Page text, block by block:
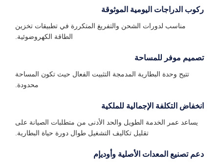
ركوب الدراجات اليومية الموثوقة
مناسب لدورات الشحن والتفريغ المتكررة في تطبيقات تخزين
الطاقة الكهروضوئية.
تصميم موفر للمساحة
تتيح وحدة البطارية المدمجة التثبيت الفعال حيث تكون المساحة
محدودة.
انخفاض التكلفة الإجمالية للملكية
يساعد عمر الخدمة الطويل والحد الأدنى من متطلبات الصيانة على
تقليل تكاليف التشغيل طوال دورة حياة البطارية.
دعم تصنيع المعدات الأصلية وأوديإم